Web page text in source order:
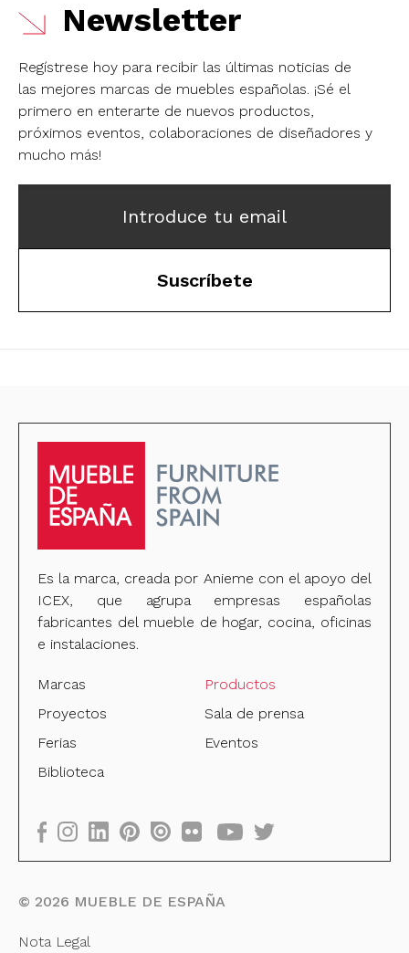
Newsletter
Regístrese hoy para recibir las últimas noticias de
las mejores marcas de muebles españolas. ¡Sé el
primero en enterarte de nuevos productos,
próximos eventos, colaboraciones de diseñadores y
mucho más!
Introduce tu email
Suscríbete
Es la marca, creada por Anieme con el apoyo del
ICEX, que agrupa empresas españolas
fabricantes del mueble de hogar, cocina, oficinas
e instalaciones.
Marcas
Productos
Proyectos
Sala de prensa
Ferias
Eventos
Biblioteca
© 2026 MUEBLE DE ESPAÑA
Nota Legal